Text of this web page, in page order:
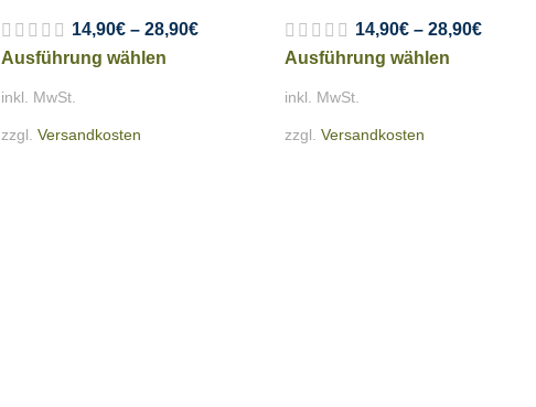
14,90€– 28,90€
Ausführung wählen
inkl. MwSt.
zzgl. Versandkosten
14,90€ –28,90€
Ausführung wählen
inkl. MwSt.
zzgl.Versandkosten